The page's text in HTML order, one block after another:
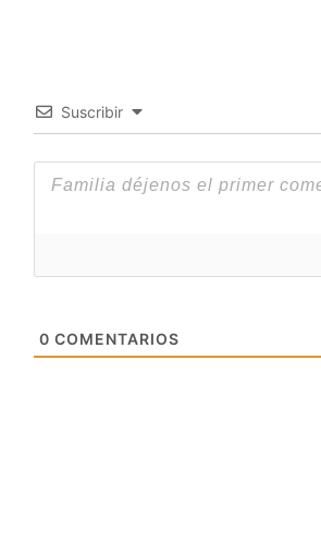
Suscribir
0 COMENTARIOS